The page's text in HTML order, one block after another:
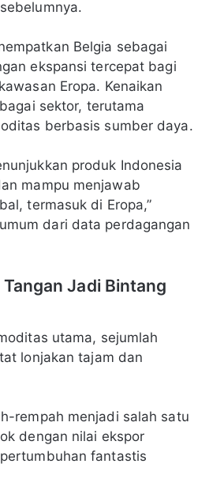
Belgia sebagai
ekspansi tercepat bagi
Eropa. Kenaikan
sektor, terutama
berbasis sumber daya.
produk Indonesia
mampu menjawab
termasuk di Eropa,”
dari data perdagangan
Jadi Bintang
utama, sejumlah
lonjakan tajam dan
rempah menjadi salah satu
dengan nilai ekspor
fantastis